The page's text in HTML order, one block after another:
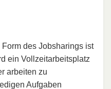
des Jobsharings ist
ein Vollzeitarbeitsplatz
arbeiten zu
Aufgaben